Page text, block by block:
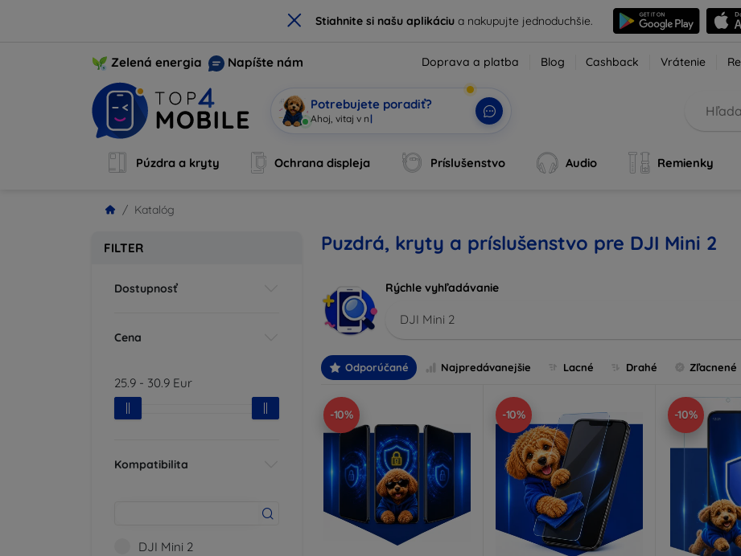
× Stiahnite si našu aplikáciua nakupujte jednoduchšie.
Zelená energia Napíšte nám Doprava a platba Blog Cashback Vrátenie
Potrebujete poradiť?
Som |
Púzdra a kryty Ochrana displeja Príslušenstvo Audio Remienky
Katalóg
FILTER
Dostupnosť
Cena
25.9 - 30.9 Eur
Kompatibilita
DJI Mini 2
Puzdrá, kryty a príslušenstvo pre DJI Mini 2
Rýchle vyhľadávanie
DJI Mini 2
Odporúčané Najpredávanejšie Lacné Drahé Zľacnené
-10% -10% -10%